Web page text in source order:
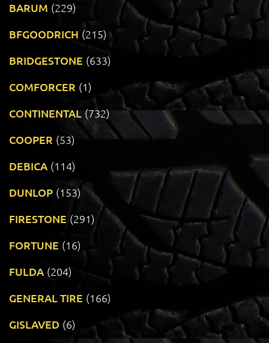
BARUM (229)
BFGOODRICH (215)
BRIDGESTONE (633)
COMFORCER (1)
CONTINENTAL (732)
COOPER (53)
DEBICA (114)
DUNLOP (153)
FIRESTONE (291)
FORTUNE (16)
FULDA (204)
GENERAL TIRE (166)
GISLAVED (6)